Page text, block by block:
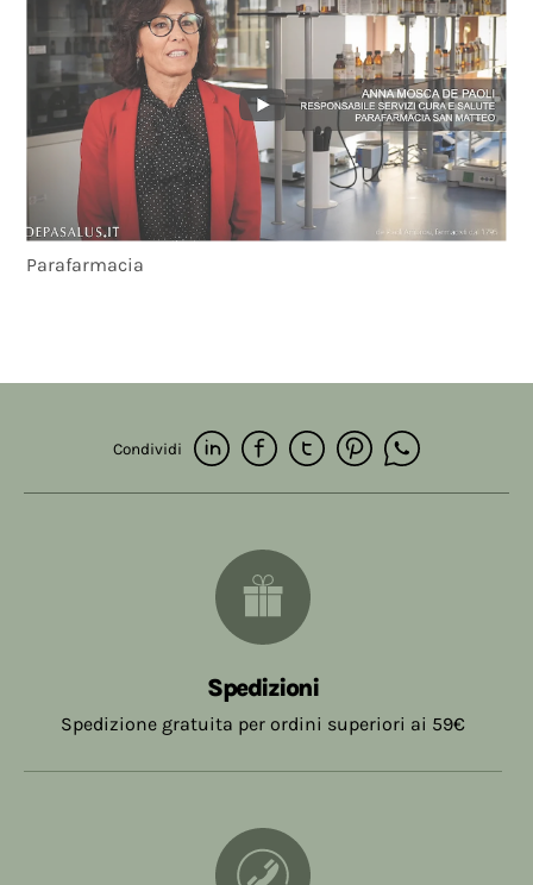
Parafarmacia
Condividi
Spedizioni
Spedizione gratuita per ordini superiori ai 59€